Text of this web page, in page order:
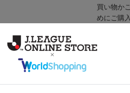
買い物か
めにご購
送料につい
3,980円